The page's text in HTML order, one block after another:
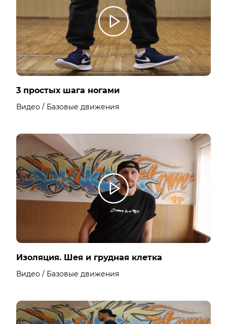
3 простых шага ногами
Видео / Базовые движения
Изоляция. Шея и грудная клетка
Видео / Базовые движения